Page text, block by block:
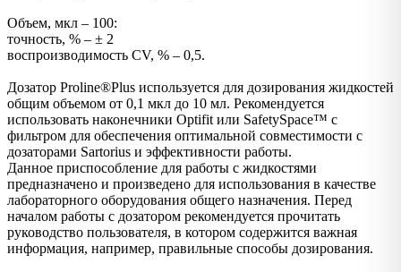
Объем, мкл – 100:
точность, % – ± 2
воспроизводимость CV, % – 0,5.
Дозатор Proline®Plus используется для дозирования жидкостей
общим объемом от 0,1 мкл до 10 мл. Рекомендуется
использовать наконечники Optifit или SafetySpace™ с
фильтром для обеспечения оптимальной совместимости с
дозаторами Sartorius и эффективности работы.
Данное приспособление для работы с жидкостями
предназначено и произведено для использования в качестве
лабораторного оборудования общего назначения. Перед
началом работы с дозатором рекомендуется прочитать
руководство пользователя, в котором содержится важная
информация, например, правильные способы дозирования.